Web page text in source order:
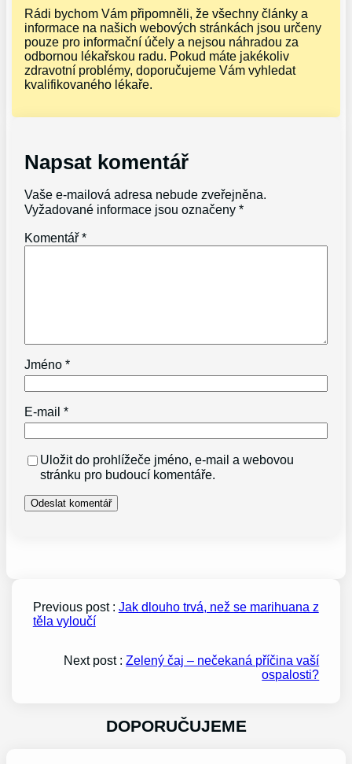
Rádi bychom Vám připomněli, že všechny články a
informace na našich webových stránkách jsou určeny
pouze pro informační účely a nejsou náhradou za
odbornou lékařskou radu. Pokud máte jakékoliv
zdravotní problémy, doporučujeme Vám vyhledat
kvalifikovaného lékaře.
Napsat komentář
Vaše e-mailová adresa nebude zveřejněna.
Vyžadované informace jsou označeny*
Komentář*
Jméno*
E-mail*
Uložit do prohlížeče jméno, e-mail a webovou
stránku pro budoucí komentáře.
Previous post : Jak dlouho trvá, než se marihuana z
těla vyloučí
Next post :Zelený čaj – nečekaná příčina vaší
ospalosti?
DOPORUČUJEME